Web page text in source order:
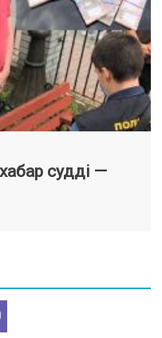
судді —